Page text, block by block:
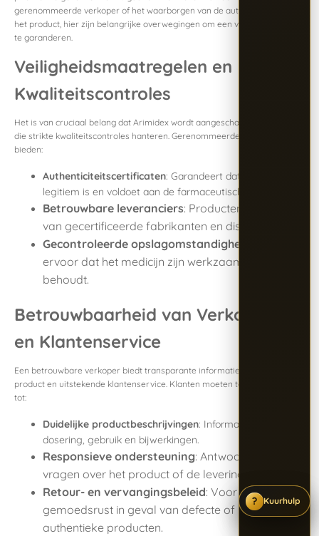
gerenommeerde verkoper of het waarborgen van de authenticiteit van
het product, hier zijn belangrijke overwegingen om een veilige aankoop
te garanderen.
Veiligheidsmaatregelen en
Kwaliteitscontroles
Het is van cruciaal belang dat Arimidex wordt aangeschaft van verkopers
die strikte kwaliteitscontroles hanteren. Gerenommeerde platforms
bieden:
Authenticiteitscertificaten: Garandeert dat het product
legitiem is en voldoet aan de farmaceutische normen.
Betrouwbare leveranciers: Producten afkomstig
van gecertificeerde fabrikanten en distributeurs.
Gecontroleerde opslagomstandigheden
ervoor dat het medicijn zijn werkzaamheid
behoudt.
Betrouwbaarheid van Verkopers
en Klantenservice
Een betrouwbare verkoper biedt transparante informatie over het
product en uitstekende klantenservice. Klanten moeten toegang hebben
tot:
Duidelijke productbeschrijvingen: Informatie over
dosering, gebruik en bijwerkingen.
Responsieve ondersteuning: Antwoorden op
vragen over het product of de levering.
Retour- en vervangingsbeleid: Voor
gemoedsrust in geval van defecte of niet-
authentieke producten.
? Kuurhulp
? Kuurhulp
? Kuurhulp